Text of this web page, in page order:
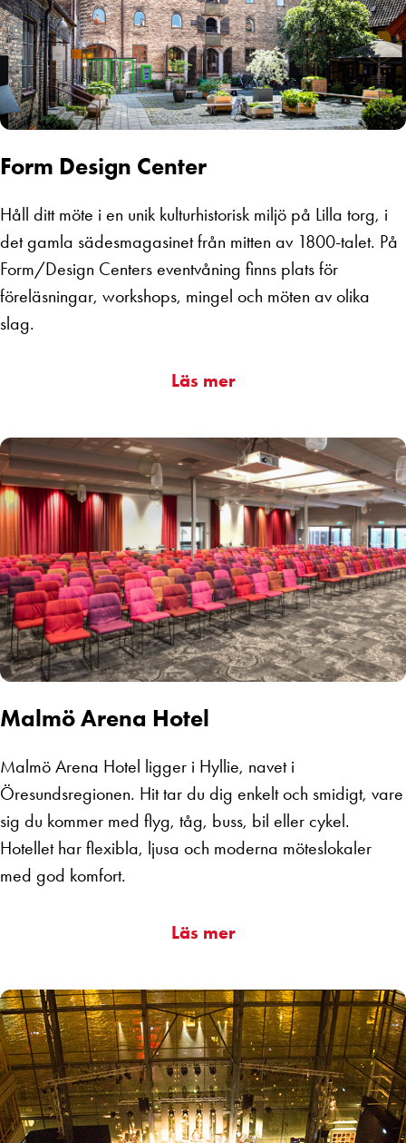
Form Design Center
Håll ditt möte i en unik kulturhistorisk miljö på Lilla torg, i
det gamla sädesmagasinet från mitten av 1800-talet. På
Form/Design Centers eventvåning finns plats för
föreläsningar, workshops, mingel och möten av olika
slag.
Läs mer
Malmö Arena Hotel
Malmö Arena Hotel ligger i Hyllie, navet i
Öresundsregionen. Hit tar du dig enkelt och smidigt, vare
sig du kommer med flyg, tåg, buss, bil eller cykel.
Hotellet har flexibla, ljusa och moderna möteslokaler
med god komfort.
Läs mer